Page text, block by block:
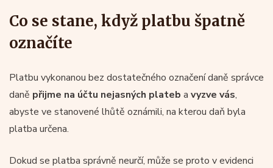
Co se stane, když platbu špatně
označíte
Platbu vykonanou bez dostatečného označení daně správce
daně přijme na účtu nejasných plateb a vyzve vás,
abyste ve stanovené lhůtě oznámili, na kterou daň byla
platba určena.
Dokud se platba správně neurčí, může se proto v evidenci